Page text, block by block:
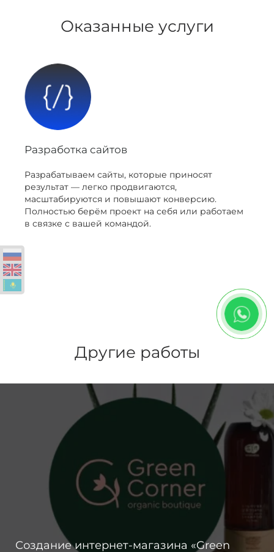
Оказанные услуги
Разработка сайтов
Разрабатываем сайты, которые приносят
результат — легко продвигаются,
масштабируются и повышают конверсию.
Полностью берём проект на себя или работаем
в связке с вашей командой.
Другие работы
Создание интернет-магазина «Green